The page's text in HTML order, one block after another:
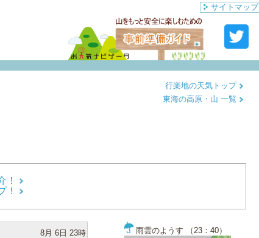
サイトマップ
行楽地の天気トップ
東海の高原・山 一覧
！
！
8月 6日 23時 雨雲のようす （23：40）